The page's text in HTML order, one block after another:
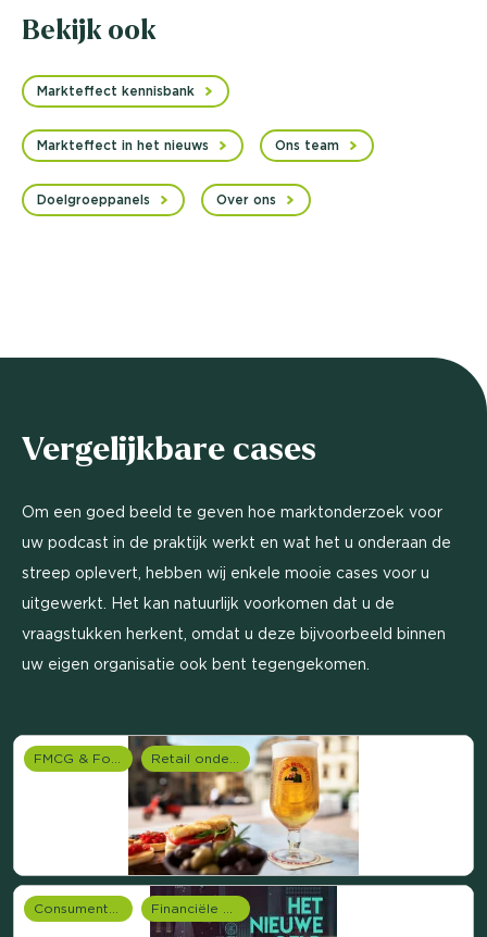
Bekijk ook
Markteffect kennisbank
Markteffect in het nieuws Ons team
Doelgroeppanels Over ons
Vergelijkbare cases
Om een goed beeld te geven hoe marktonderzoek voor
uw podcast in de praktijk werkt en wat het u onderaan de
streep oplevert, hebben wij enkele mooie cases voor u
uitgewerkt. Het kan natuurlijk voorkomen dat u de
vraagstukken herkent, omdat u deze bijvoorbeeld binnen
uw eigen organisatie ook bent tegengekomen.